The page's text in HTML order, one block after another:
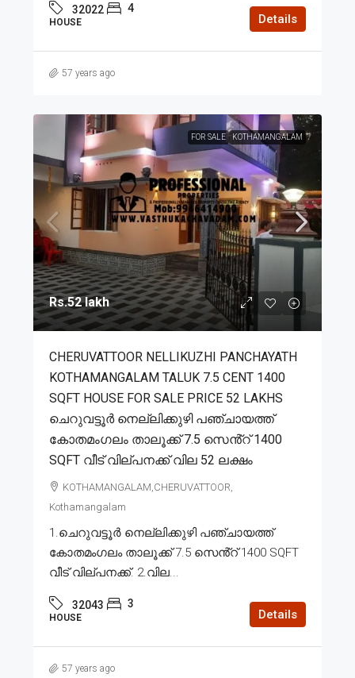
32022 4
HOUSE Details
57 years ago
FOR SALE KOTHAMANGALAM
Rs.52 lakh
CHERUVATTOOR NELLIKUZHI PANCHAYATH
KOTHAMANGALAM TALUK 7.5 CENT 1400
SQFT HOUSE FOR SALE PRICE 52 LAKHS
ചെറുവട്ടൂർ നെല്ലിക്കുഴി പഞ്ചായത്ത്
കോതമംഗലം താലൂക്ക് 7.5 സെൻ്റ് 1400
SQFT വീട് വില്പനക്ക് വില 52 ലക്ഷം
KOTHAMANGALAM,CHERUVATTOOR,
Kothamangalam
1.ചെറുവട്ടൂർ നെല്ലിക്കുഴി പഞ്ചായത്ത്
കോതമംഗലം താലൂക്ക് 7.5 സെൻ്റ് 1400 SQFT
വീട് വില്പനക്ക്. 2.വില...
32043 3
HOUSE Details
57 years ago